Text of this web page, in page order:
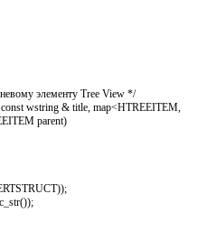
элементу Tree View */
const wstring & title map<HTREEITEM
parent)
));
c_str());